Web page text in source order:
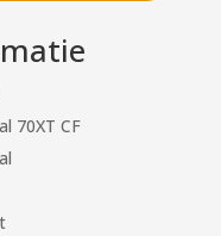
70XT CF